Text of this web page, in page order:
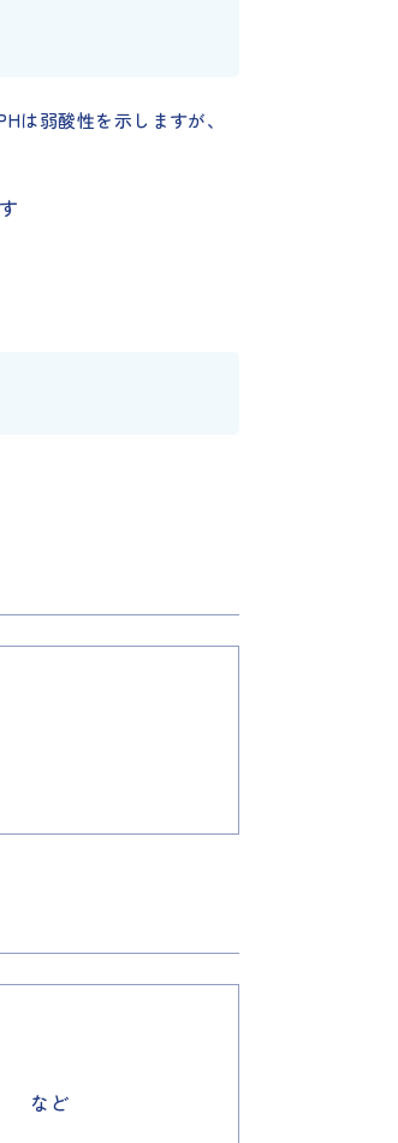
は弱酸性を示しますが、
など